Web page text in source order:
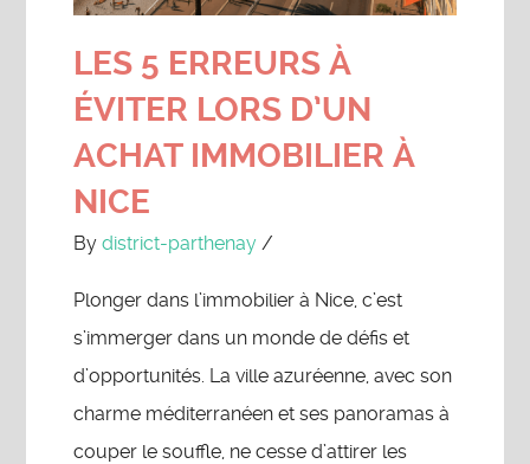
LES 5 ERREURS À
ÉVITER LORS D’UN
ACHAT IMMOBILIER À
NICE
Bydistrict-parthenay /
Plonger dans l’immobilier à Nice, c’est
s’immerger dans un monde de défis et
d’opportunités. La ville azuréenne, avec son
charme méditerranéen et ses panoramas à
couper le souffle, ne cesse d’attirer les